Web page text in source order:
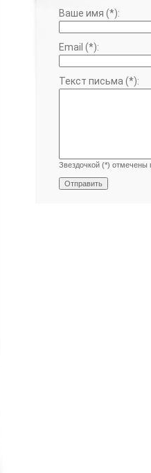
Ваше имя (*):
Email (*):
Текст письма (*):
Звездочкой (*) отмечены